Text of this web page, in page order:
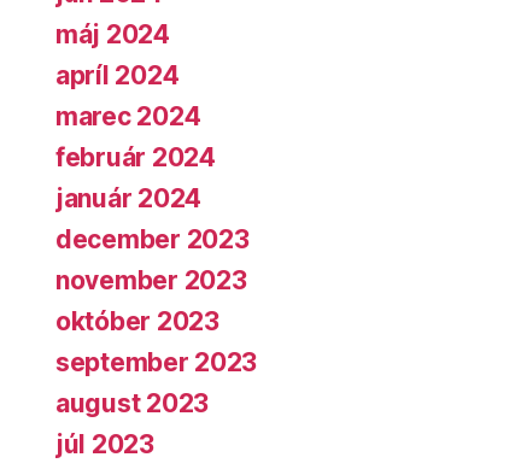
máj 2024
apríl 2024
marec 2024
február 2024
január 2024
december 2023
november 2023
október 2023
september 2023
august 2023
júl 2023